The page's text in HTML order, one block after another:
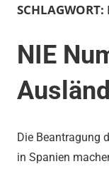
SCHLAGWORT:
NIE
Die Beantragung
in Spanien